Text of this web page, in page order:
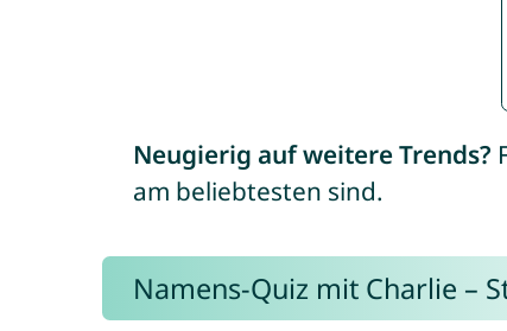
Neugierig auf weitere Trends?
am beliebtesten sind.
Namens-Quiz mit Charlie –